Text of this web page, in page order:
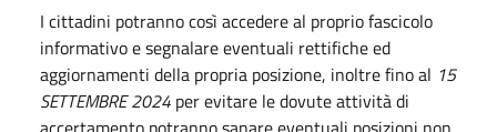
I cittadini potranno così accedere al proprio fascicolo
informativo e segnalare eventuali rettifiche ed
aggiornamenti della propria posizione, inoltre fino al 15
SETTEMBRE 2024 per evitare le dovute attività di